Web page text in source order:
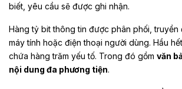
biết, yêu cầu sẽ được ghi nhận.
Hàng tỷ bit thông tin được phân phối,
máy tính hoặc điện thoại người dùng. Hầu
chứa hàng trăm yếu tố. Trong đó gồm văn
nội dung đa phương tiện.